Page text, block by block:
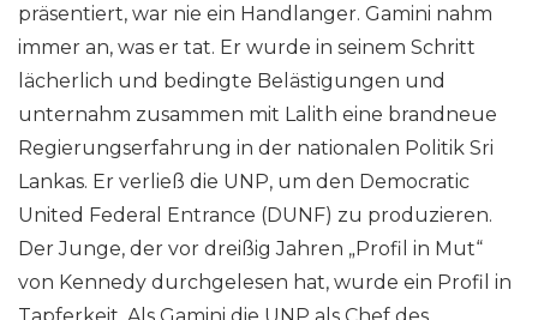
präsentiert, war nie ein Handlanger. Gamini nahm
immer an, was er tat. Er wurde in seinem Schritt
lächerlich und bedingte Belästigungen und
unternahm zusammen mit Lalith eine brandneue
Regierungserfahrung in der nationalen Politik Sri
Lankas. Er verließ die UNP, um den Democratic
United Federal Entrance (DUNF) zu produzieren.
Der Junge, der vor dreißig Jahren „Profil in Mut“
von Kennedy durchgelesen hat, wurde ein Profil in